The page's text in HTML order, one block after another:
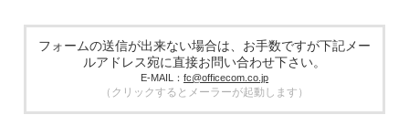
場合があります。その際、弊社は、個人情報を適切に保護で
きる管理体制を敷き実行していることを条件として委託先を
厳選したうえで、機密保持契約を委託先と締結し、お客様の
個人情報を厳密に管理させます。
フォームの送信が出来ない場合は、お手数ですが下記メー
ルアドレス宛に直接お問い合わせ下さい。
E-MAIL： fc@officecom.co.jp
（クリックするとメーラーが起動します）